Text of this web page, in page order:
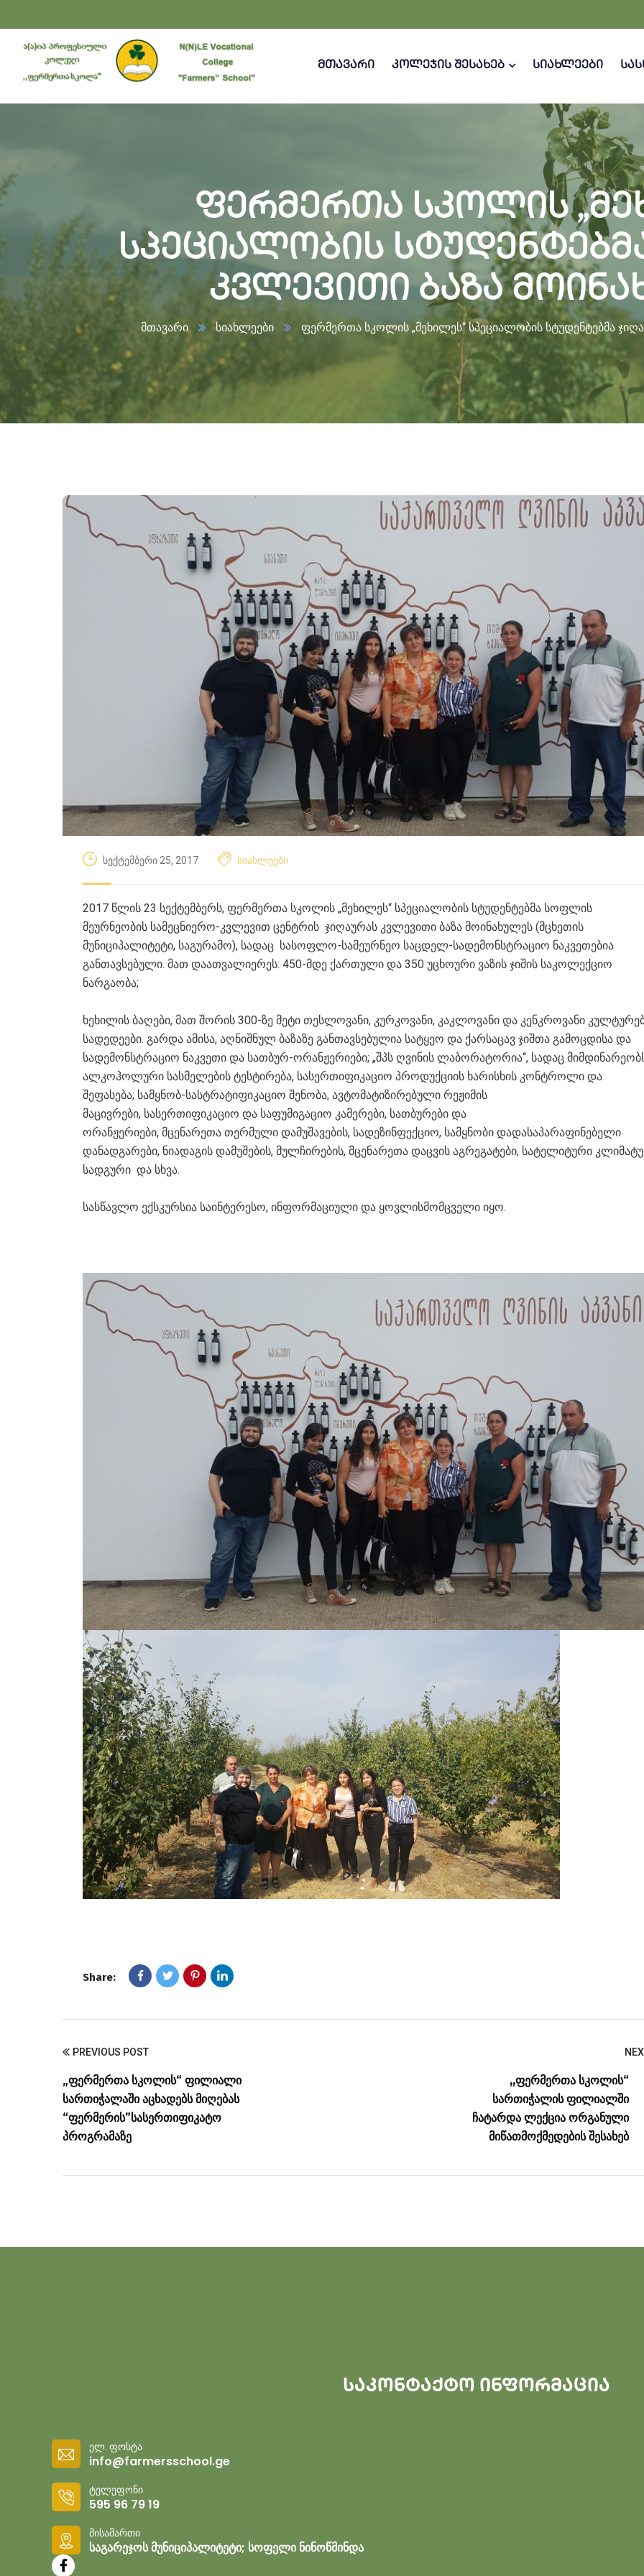
მთავარი კოლეჯის შესახებ სიახლეები
ფერმერთა სკოლის
სპეციალობის
კვლევითი ბაზა
მთავარი სიახლეები ფერმერთა სკოლის „მეხილეს“ სპეციალობის სტუდენტებმა
სექტემბერი 25, 2017 სიახლეები
2017 წლის 23 სექტემბერს, ფერმერთა სკოლის „მეხილეს“ სპეციალობის სტუდენტებმა სოფლის
მეურნეობის სამეცნიერო-კვლევით ცენტრის ჯიღაურას კვლევითი ბაზა მოინახულეს (მცხეთის
მუნიციპალიტეტი, საგურამო), სადაც სასოფლო-სამეურნეო საცდელ-სადემონსტრაციო ნაკვეთებია
განთავსებული. მათ დაათვალიერეს: 450-მდე ქართული და 350 უცხოური ვაზის ჯიშის საკოლექციო
ნარგაობა;
ხეხილის ბაღები, მათ შორის 300-ზე მეტი თესლოვანი, კურკოვანი, კაკლოვანი და კენკროვანი
სადედეები. გარდა ამისა, აღნიშნულ ბაზაზე განთავსებულია სატყეო და ქარსაცავ ჯიშთა გამოცდისა და
სადემონსტრაციო ნაკვეთი და სათბურ-ორანჟერიები; „შპს ღვინის ლაბორატორია“, სადაც
ალკოჰოლური სასმელების ტესტირება, სასერთიფიკაციო პროდუქციის ხარისხის კონტროლი და
შეფასება; სამყნობ-სასტრატიფიკაციო შენობა, ავტომატიზირებული რეჟიმის
მაცივრები, სასერთიფიკაციო და საფუმიგაციო კამერები, სათბურები და
ორანჟერიები, მცენარეთა თერმული დამუშავების, სადეზინფექციო, სამყნობი დადასაპარაფინებელი
დანადგარები, ნიადაგის დამუშების, მულჩირების, მცენარეთა დაცვის აგრეგატები, სატელიტური
სადგური და სხვა.
სასწავლო ექსკურსია საინტერესო, ინფორმაციული და ყოვლისმომცველი იყო.
Share:
PREVIOUS POST
„ფერმერთა სკოლის“ ფილიალი
სართიჭალაში აცხადებს მიღებას
“ფერმერის”სასერთიფიკატო
პროგრამაზე
,,ფერმერთა სკოლის“
სართიჭალის ფილიალში
ჩატარდა ლექცია ორგანული
მიწათმოქმედების შესახებ
საკონტაქტო ინფორმაცია
ელ. ფოსტა
info@farmersschool.ge
ტელეფონი
595 96 79 19
მისამართი
საგარეჯოს მუნიციპალიტეტი; სოფელი ნინოწმინდა